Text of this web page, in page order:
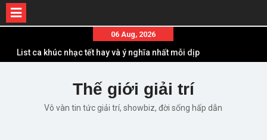
content
06 Aug, 2026
List ca khúc nhạc tết hay và ý nghĩa nhất mỗi dịp
Em ơi lên phố – Minh Vương: Màn comeback
“ngoạn mục” với triệu view
Những ca khúc nhạc xuân “sặc mùi” quảng cáo
Thế giới giải trí
Vô vàn tin tức giải trí, showbiz, đời sống hấp dẫn